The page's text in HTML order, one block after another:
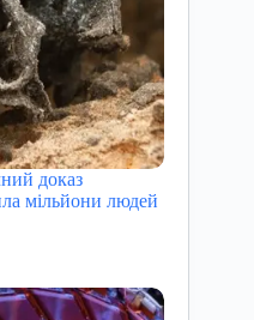
доказ
мільйони людей